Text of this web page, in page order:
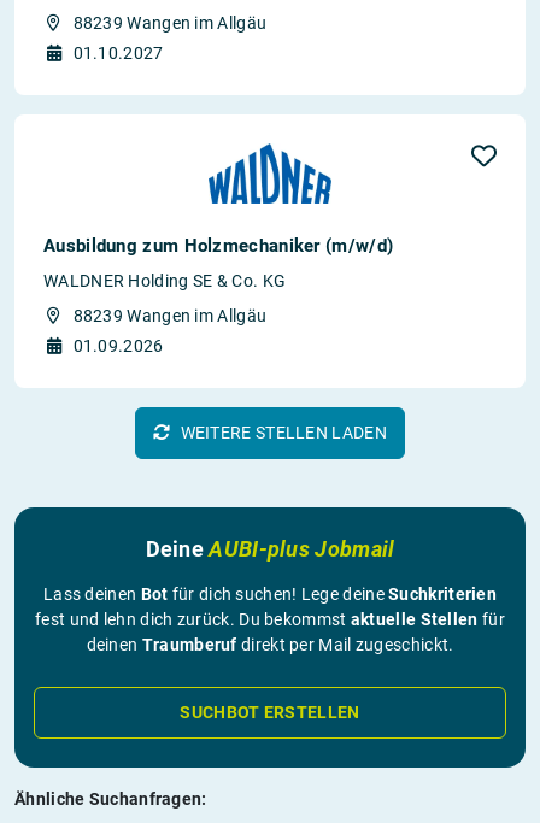
88239 Wangen im Allgäu
01.10.2027
Ausbildung zum Holzmechaniker (m/w/d)
WALDNER Holding SE & Co. KG
88239 Wangen im Allgäu
01.09.2026
WEITERE STELLEN LADEN
DeineAUBI-plus Jobmail
Lass deinen Bot für dich suchen! Lege deineSuchkriterien
fest und lehn dich zurück. Du bekommst aktuelle Stellen für
deinen Traumberuf direkt per Mail zugeschickt.
SUCHBOT ERSTELLEN
Ähnliche Suchanfragen: